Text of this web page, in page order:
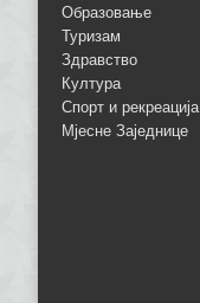
Образовање
Туризам
Здравство
Култура
Спорт и рекреација
Мјесне Заједнице